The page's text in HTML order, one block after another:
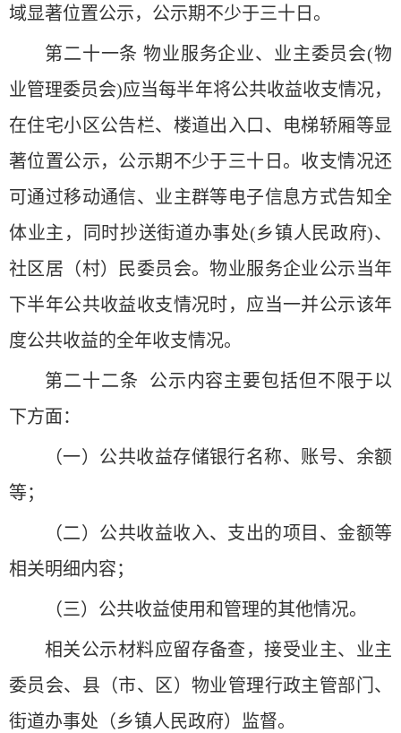
域显著位置公示，公示期不少于三十日。
第二十一条 物业服务企业、业主委员会(物
业管理委员会)应当每半年将公共收益收支情况，
在住宅小区公告栏、楼道出入口、电梯轿厢等显
著位置公示，公示期不少于三十日。收支情况还
可通过移动通信、业主群等电子信息方式告知全
体业主，同时抄送街道办事处(乡镇人民政府)、
社区居（村）民委员会。物业服务企业公示当年
下半年公共收益收支情况时，应当一并公示该年
度公共收益的全年收支情况。
第二十二条 公示内容主要包括但不限于以
下方面：
（一）公共收益存储银行名称、账号、余额
等；
（二）公共收益收入、支出的项目、金额等
相关明细内容；
（三）公共收益使用和管理的其他情况。
相关公示材料应留存备查，接受业主、业主
委员会、县（市、区）物业管理行政主管部门、
街道办事处（乡镇人民政府）监督。